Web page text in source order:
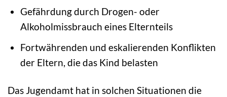
Gefährdung durch Drogen- oder
Alkoholmissbrauch eines Elternteils
Fortwährenden und eskalierenden Konflikten
der Eltern, die das Kind belasten
Das Jugendamt hat in solchen Situationen die